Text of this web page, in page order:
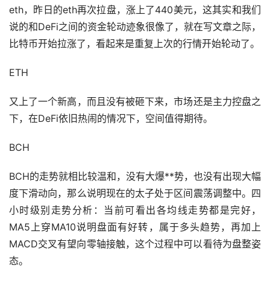
eth，昨日的eth再次拉盘，涨上了440美元，这其实和我们
说的和DeFi之间的资金轮动迹象很像了，就在写文章之际，
比特币开始拉涨了，看起来是重复上次的行情开始轮动了。
ETH
又上了一个新高，而且没有被砸下来，市场还是主力控盘之
下，在DeFi依旧热闹的情况下，空间值得期待。
BCH
BCH的走势就相比较温和，没有大爆**势，也没有出现大幅
度下滑动向，那么说明现在的太子处于区间震荡调整中。四
小时级别走势分析：当前可看出各均线走势都是完好，
MA5上穿MA10说明盘面有好转，属于多头趋势，再加上
MACD交叉有望向零轴接触，这个过程中可以看待为盘整姿
态。